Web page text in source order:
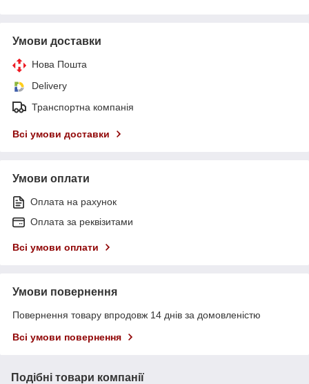
Умови доставки
Нова Пошта
Delivery
Транспортна компанія
Всі умови доставки
Умови оплати
Оплата на рахунок
Оплата за реквізитами
Всі умови оплати
Умови повернення
Повернення товару впродовж 14 днів за домовленістю
Всі умови повернення
Подібні товари компанії